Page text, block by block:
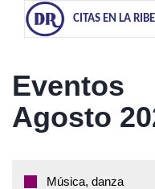
CITAS EN LA
Eventos
Agosto
Música, danza